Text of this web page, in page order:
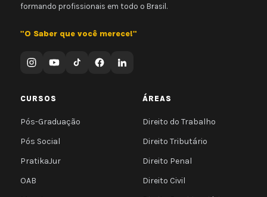
formando profissionais em todo o Brasil.
"O Saber que você merece!"
CURSOS
Pós-Graduação
Pós Social
PratikaJur
OAB
ÁREAS
Direito do Trabalho
Direito Tributário
Direito Penal
Direito Civil